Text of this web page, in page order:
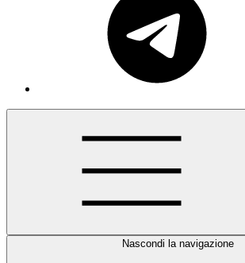
Nascondi la navigazione